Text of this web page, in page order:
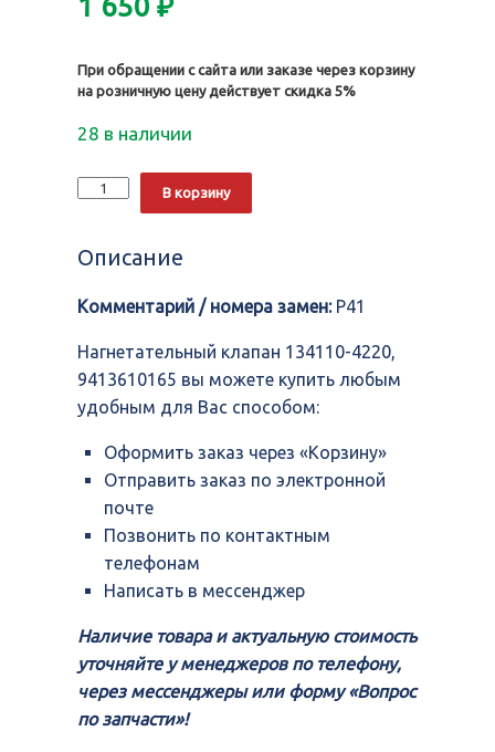
При обращении с сайта или заказе через корзину
на розничную цену действует скидка 5%
28 в наличии
Количество
Нагнетательный
4220,
В корзину
Описание
Комментарий / номера замен:P41
Нагнетательный клапан 134110-4220,
9413610165 вы можете купить любым
удобным для Вас способом:
Оформить заказ через «Корзину»
Отправить заказ по электронной
почте
Позвонить по контактным
телефонам
Написать в мессенджер
Наличие товара и актуальную стоимость
уточняйте у менеджеров по телефону,
через мессенджеры или форму «Вопрос
по запчасти»!